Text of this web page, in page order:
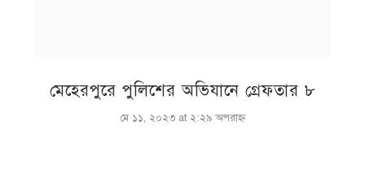
মেহেরপুরে পুলিশের অভিযানে গ্রেফতার ৮
মে ১১, ২০২৩ at ২:২৯ অপরাহ্ণ